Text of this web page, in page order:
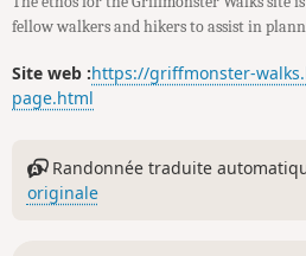
fellow walkers and hikers to assist in
Site web :https://griffmonster-
page.html
Randonnée traduite
originale